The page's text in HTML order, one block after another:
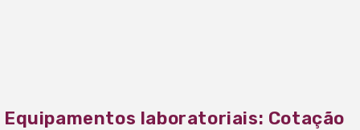
Equipamentos laboratoriais: Cotação